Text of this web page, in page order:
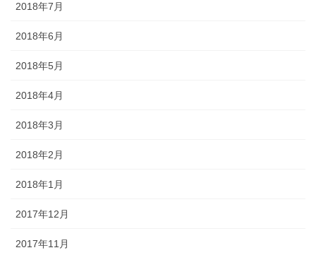
2018年7月
2018年6月
2018年5月
2018年4月
2018年3月
2018年2月
2018年1月
2017年12月
2017年11月